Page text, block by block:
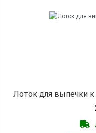
Лоток для выпечки к